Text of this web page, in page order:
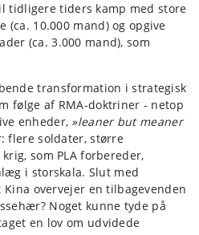
tidligere tiders kamp med store
10.000 mand) og opgive
(ca. 3.000 mand), som
transformation i strategisk
følge af RMA-doktriner - netop
enheder, »leaner but meaner
flere soldater, større
som PLA forbereder,
i storskala. Slut med
overvejer en tilbagevenden
Noget kunne tyde på
en lov om udvidede